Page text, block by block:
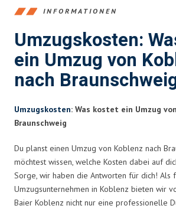
INFORMATIONEN
Umzugskosten:
ein Umzug von
nach
Umzugskosten: Was kostet ein Umzug
Braunschweig
Du planst einen Umzug von Koblenz nach
möchtest wissen, welche Kosten dabei auf
Sorge, wir haben die Antworten für dich! Als
Umzugsunternehmen in Koblenz bieten wir
Baier Koblenz nicht nur eine professionelle